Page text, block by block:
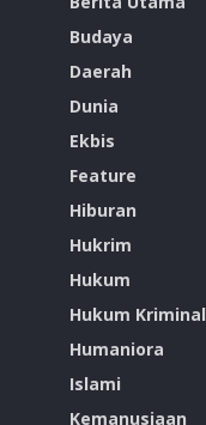
Budaya
Daerah
Dunia
Ekbis
Feature
Hiburan
Hukrim
Hukum
Hukum Kriminal
Humaniora
Islami
Kemanusiaan